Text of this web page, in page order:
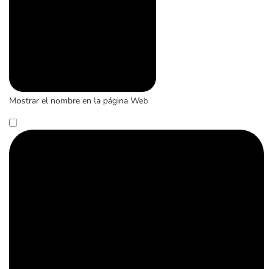
Mostrar el nombre en la página Web